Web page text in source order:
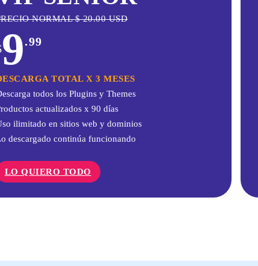
NORMAL$20.00USD
9.99
TOTAL X 3 MESES
todos los Plugins y Themes
actualizados x 90 días
ilimitado en sitios web y dominios
descargado continúa funcionando
LO QUIERO TODO